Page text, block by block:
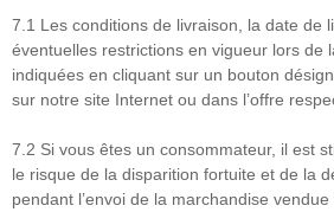
7.1 Les conditions de livraison, la date de
éventuelles restrictions en vigueur lors de
indiquées en cliquant sur un bouton
sur notre site Internet ou dans l’offre
7.2 Si vous êtes un consommateur, il est
le risque de la disparition fortuite et de la
pendant l’envoi de la marchandise